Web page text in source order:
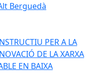
Berguedà
PER A LA
DE LA XARXA
EN BAIXA